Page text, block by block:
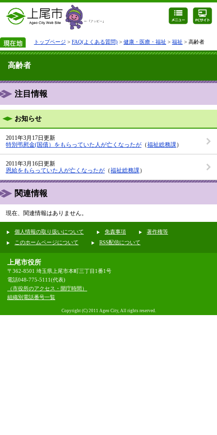
トップページ > FAQ(よくある質問) > 健康・医療・福祉 > 福祉 > 高齢者
高齢者
注目情報
お知らせ
2011年3月17日更新
特別弔慰金(国債）をもらっていた人が亡くなったが （福祉総務課 ）
2011年3月16日更新
恩給をもらっていた人が亡くなったが （福祉総務課 ）
関連情報
現在、関連情報はありません。
個人情報の取り扱いについて 免責事項
著作権等
このホームページについて
RSS配信について
上尾市役所
〒362-8501 埼玉県上尾市本町三丁目1番1号
電話048-775-5111(代表)
（市役所のアクセス・開庁時間）
組織別電話番号一覧
Copyright (C) 2011 Ageo City, All rights reserved.